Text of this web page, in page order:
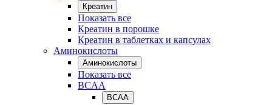
Креатин
Показать все
Креатин в порошке
Креатин в таблетках и капсулах
Аминокислоты
Аминокислоты
Показать все
BCAA
BCAA